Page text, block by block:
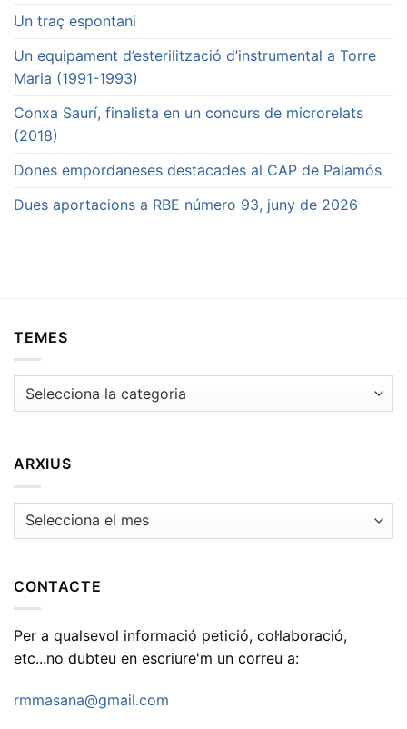
Un traç espontani
Un equipament d’esterilització d’instrumental a Torre
Maria (1991-1993)
Conxa Saurí, finalista en un concurs de microrelats
(2018)
Dones empordaneses destacades al CAP de Palamós
Dues aportacions a RBE número 93, juny de 2026
TEMES
Temes
ARXIUS
Arxius
CONTACTE
Per a qualsevol informació petició, col·laboració,
etc...no dubteu en escriure'm un correu a:
rmmasana@gmail.com